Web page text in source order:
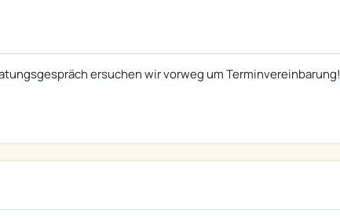
ersuchen wir vorweg um Terminvereinbarung!